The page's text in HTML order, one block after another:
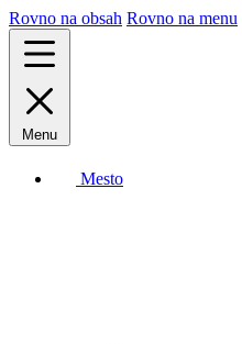
Rovno na obsah Rovno na menu
Menu
Mesto